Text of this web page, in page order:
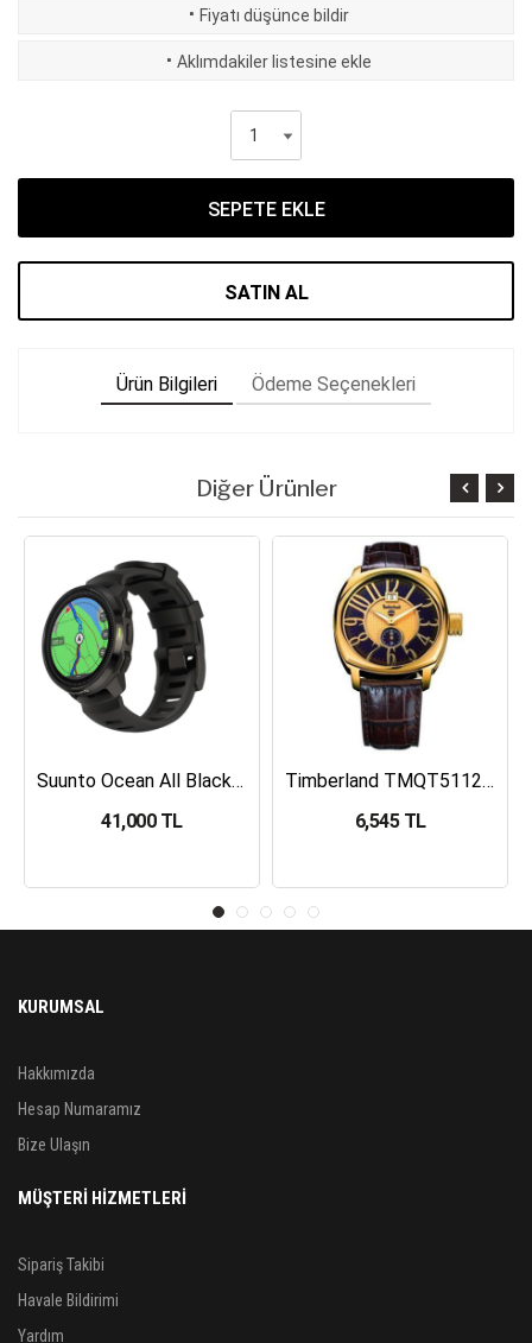
· Fiyatı düşünce bildir
· Aklımdakiler listesine ekle
SEPETE EKLE
SATIN AL
Ürün Bilgileri Ödeme Seçenekleri
Diğer Ürünler
Suunto Ocean All Black Dalış Bilgisayarı SS050982000
41,000 TL
Timberland TMQT5112401 Erkek Kol Saati
6,545 TL
KURUMSAL
Hakkımızda
Hesap Numaramız
Bize Ulaşın
MÜŞTERİ HİZMETLERİ
Sipariş Takibi
Havale Bildirimi
Yardım